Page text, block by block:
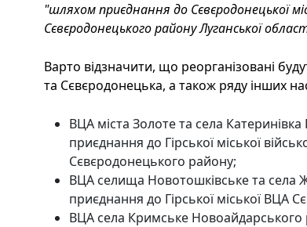
"шляхом приєднання до Сєвєродонецької
Сєвєродонецького району Луганської
Варто відзначити, що реорганізовані
та Сєвєродонецька, а також ряду інших
ВЦА міста Золоте та села
приєднання до Гірської міської
Сєвєродонецького району;
ВЦА селища Новотошківське та
приєднання до Гірської міської ВЦА
ВЦА села Кримське Новоайдарського